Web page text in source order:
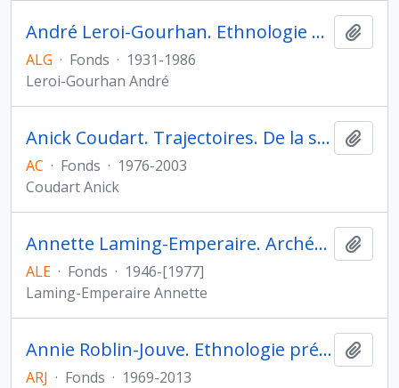
André Leroi-Gourhan. Ethnologie préhistorique
ALG · Fonds · 1931-1986
Leroi-Gourhan André
Anick Coudart. Trajectoires. De la sédentarisation à l'État
AC · Fonds · 1976-2003
Coudart Anick
Annette Laming-Emperaire. Archéologie des Amériques
ALE · Fonds · 1946-[1977]
Laming-Emperaire Annette
Annie Roblin-Jouve. Ethnologie préhistorique
ARJ · Fonds · 1969-2013